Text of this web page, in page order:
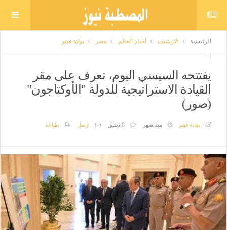
الرئيسية الارشيف أخبار العالم مصر بوابة فيتو
يفتتحه السيسي اليوم، تعرف على مقر
القيادة الاستراتيجية للدولة "الأوكتاجون"
(صور)
بوابة فيتو منذ شهر 0 تعليق ارسل طباعة